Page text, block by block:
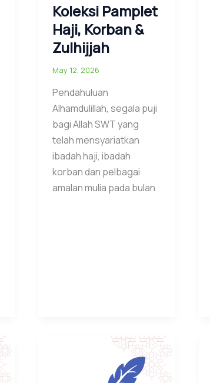
Koleksi Pamplet
Haji, Korban &
Zulhijjah
May 12, 2026
Pendahuluan
Alhamdulillah, segala puji
bagi Allah SWT yang
telah mensyariatkan
ibadah haji, ibadah
korban dan pelbagai
amalan mulia pada bulan